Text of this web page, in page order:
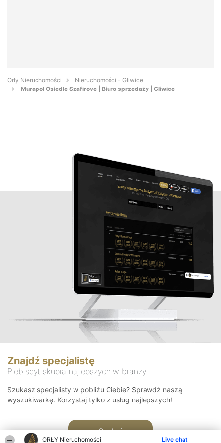
ORŁY Nieruchomości Live chat
Orły Nieruchomości
Nieruchomości - Gliwice
Murapol Osiedle Szafirove | Biuro sprzedaży | Gliwice
Znajdź specjalistę
Plebiscyt skupia najlepszych w branży
Szukasz specjalisty w pobliżu Ciebie? Sprawdź naszą
wyszukiwarkę. Korzystaj tylko z usług najlepszych!
Szukaj